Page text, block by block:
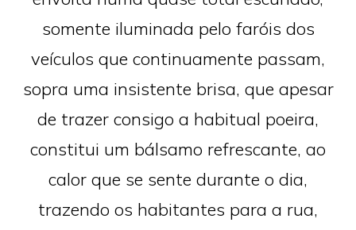
somente iluminada pelo faróis dos
veículos que continuamente passam,
sopra uma insistente brisa, que apesar
de trazer consigo a habitual poeira,
constitui um bálsamo refrescante, ao
calor que se sente durante o dia,
trazendo os habitantes para a rua,